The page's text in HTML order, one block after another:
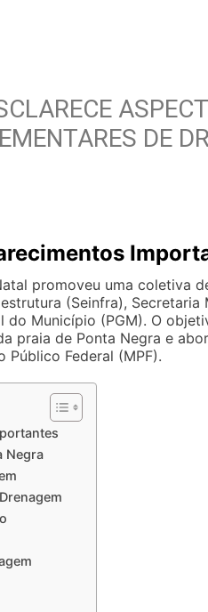
DE
promoveu uma coletiva
(Seinfra),
do Município (PGM). O
praia de Ponta Negra e
Federal (MPF).
Negra